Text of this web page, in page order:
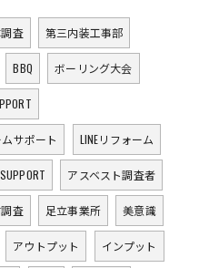
査 第三内装工事部
BBQ ボーリング大会
サポート LINEリフォーム
アスベスト調査者
査 足立事業所 美意識
アウトプット インプット